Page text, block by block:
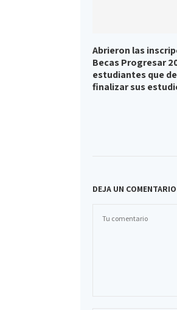
Abrieron las
Becas Progresar
estudiantes que
finalizar sus
DEJA UN COMENTARIO